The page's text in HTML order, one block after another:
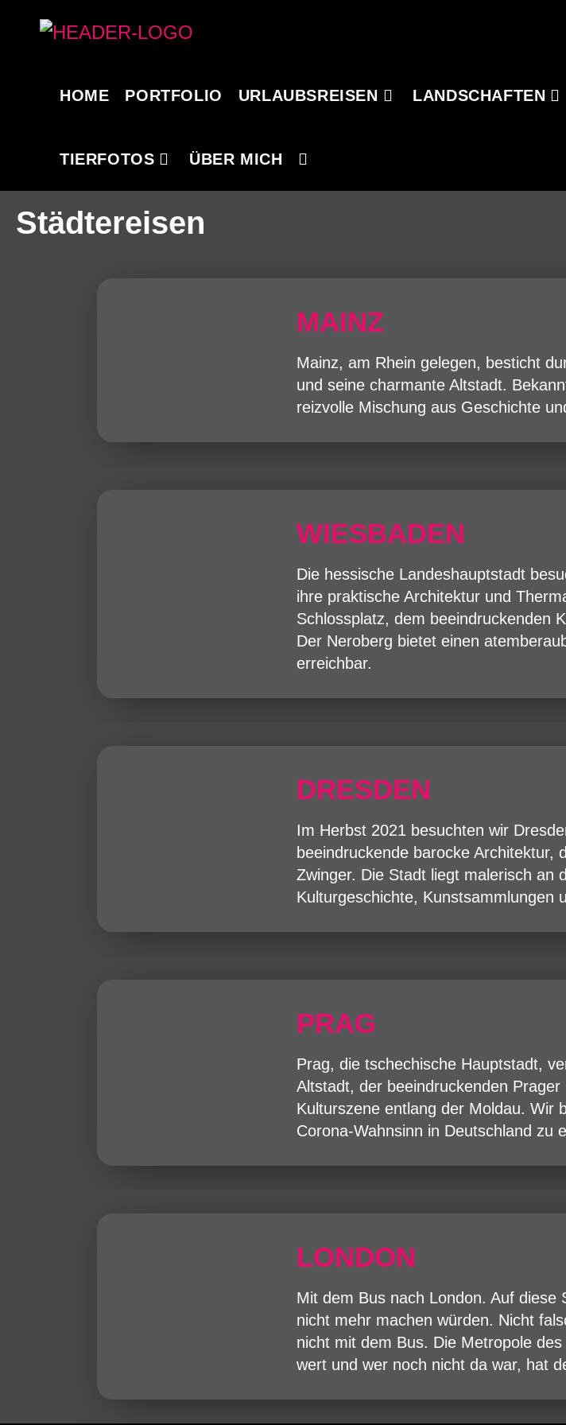
HOME PORTFOLIO URLAUBSREISEN LANDSCHAFTEN
TIERFOTOS ÜBER MICH
Städtereisen
MAINZ
Mainz, am Rhein gelegen, besticht
und seine charmante Altstadt.
reizvolle Mischung aus Geschichte
WIESBADEN
Die hessische Landeshauptstadt
ihre praktische Architektur und
Schlossplatz, dem beeindruckenden
Der Neroberg bietet einen
erreichbar.
DRESDEN
Im Herbst 2021 besuchten wir
beeindruckende barocke Architektur,
Zwinger. Die Stadt liegt malerisch an
Kulturgeschichte, Kunstsammlungen
PRAG
Prag, die tschechische Hauptstadt,
Altstadt, der beeindruckenden
Kulturszene entlang der Moldau. Wir
Corona-Wahnsinn in Deutschland zu
LONDON
Mit dem Bus nach London. Auf
nicht mehr machen würden. Nicht
nicht mit dem Bus. Die Metropole
wert und wer noch nicht da war, hat